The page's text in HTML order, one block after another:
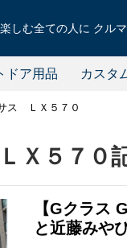
しむ全ての人に クル
ドア用品 カスタ
ス ＬＸ５７０
Ｘ５７０
【Gクラス
と近藤みや